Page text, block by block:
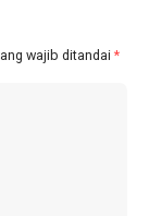
wajib ditandai *